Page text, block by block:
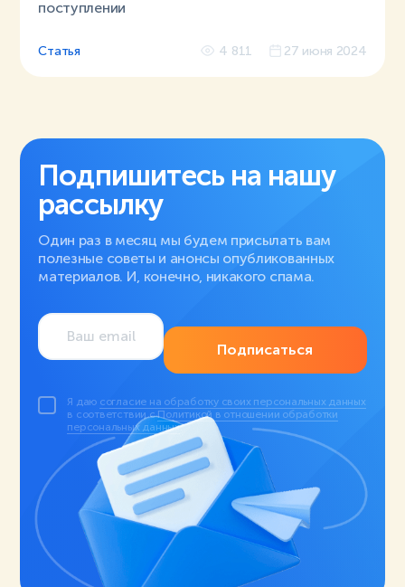
поступлении
Статья 4 811 27 июня 2024
Подпишитесь на нашу
рассылку
Один раз в месяц мы будем присылать вам
полезные советы и анонсы опубликованных
материалов. И, конечно, никакого спама.
Подписаться
Я даю согласие на обработку своих персональных данных
в соответствии сПолитикой в отношении обработки
персональных данных.